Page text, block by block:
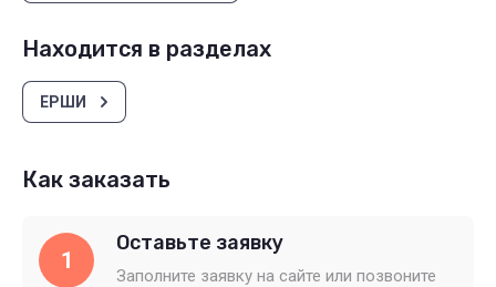
Находится в разделах
ЕРШИ
Как заказать
1
Оставьте заявку
Заполните заявку на сайте или позвоните